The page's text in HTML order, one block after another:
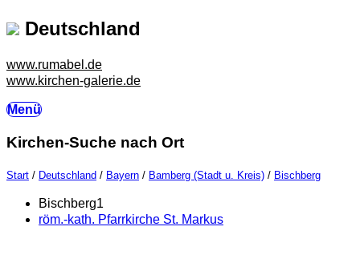
Deutschland
www.rumabel.de
www.kirchen-galerie.de
Menü
Kirchen-Suche nach Ort
Start / Deutschland / Bayern / Bamberg (Stadt u. Kreis) / Bischberg
Bischberg1
röm.-kath. Pfarrkirche St. Markus